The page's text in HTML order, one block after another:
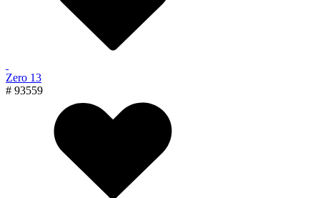
Zero 13
# 93559